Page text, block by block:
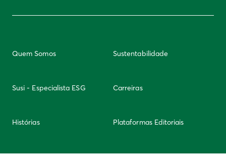
Quem Somos Sustentabilidade
Susi - Especialista ESG Carreiras
Histórias Plataformas Editoriais
Newsletter Integridade